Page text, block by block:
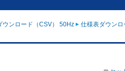
ウンロード（CSV） 50Hz 仕様表ダウン